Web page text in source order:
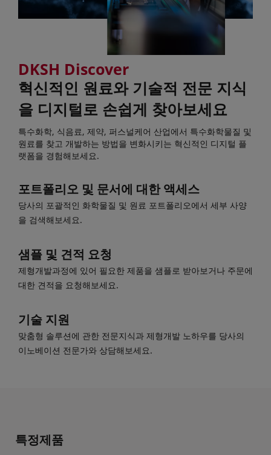
DKSH Discover
혁신적인 원료와 기술적 전문 지식
을 디지털로 손쉽게 찾아보세요
특수화학, 식음료, 제약, 퍼스널케어 산업에서 특수화학물질 및
원료를 찾고 개발하는 방법을 변화시키는 혁신적인 디지털 플
랫폼을 경험해보세요.
포트폴리오 및 문서에 대한 액세스
당사의 포괄적인 화학물질 및 원료 포트폴리오에서 세부 사양
을 검색해보세요.
샘플 및 견적 요청
제형개발과정에 있어 필요한 제품을 샘플로 받아보거나 주문에
대한 견적을 요청해보세요.
기술 지원
맞춤형 솔루션에 관한 전문지식과 제형개발 노하우를 당사의
이노베이션 전문가와 상담해보세요.
특정제품